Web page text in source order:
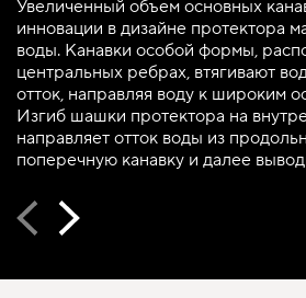
Увеличенный объем основных
инновации в дизайне протектора
воды. Канавки особой формы,
центральных ребрах, втягивают
отток, направляя воду к широким
Изгиб шашки протектора на
направляет отток воды из
поперечную канавку и далее